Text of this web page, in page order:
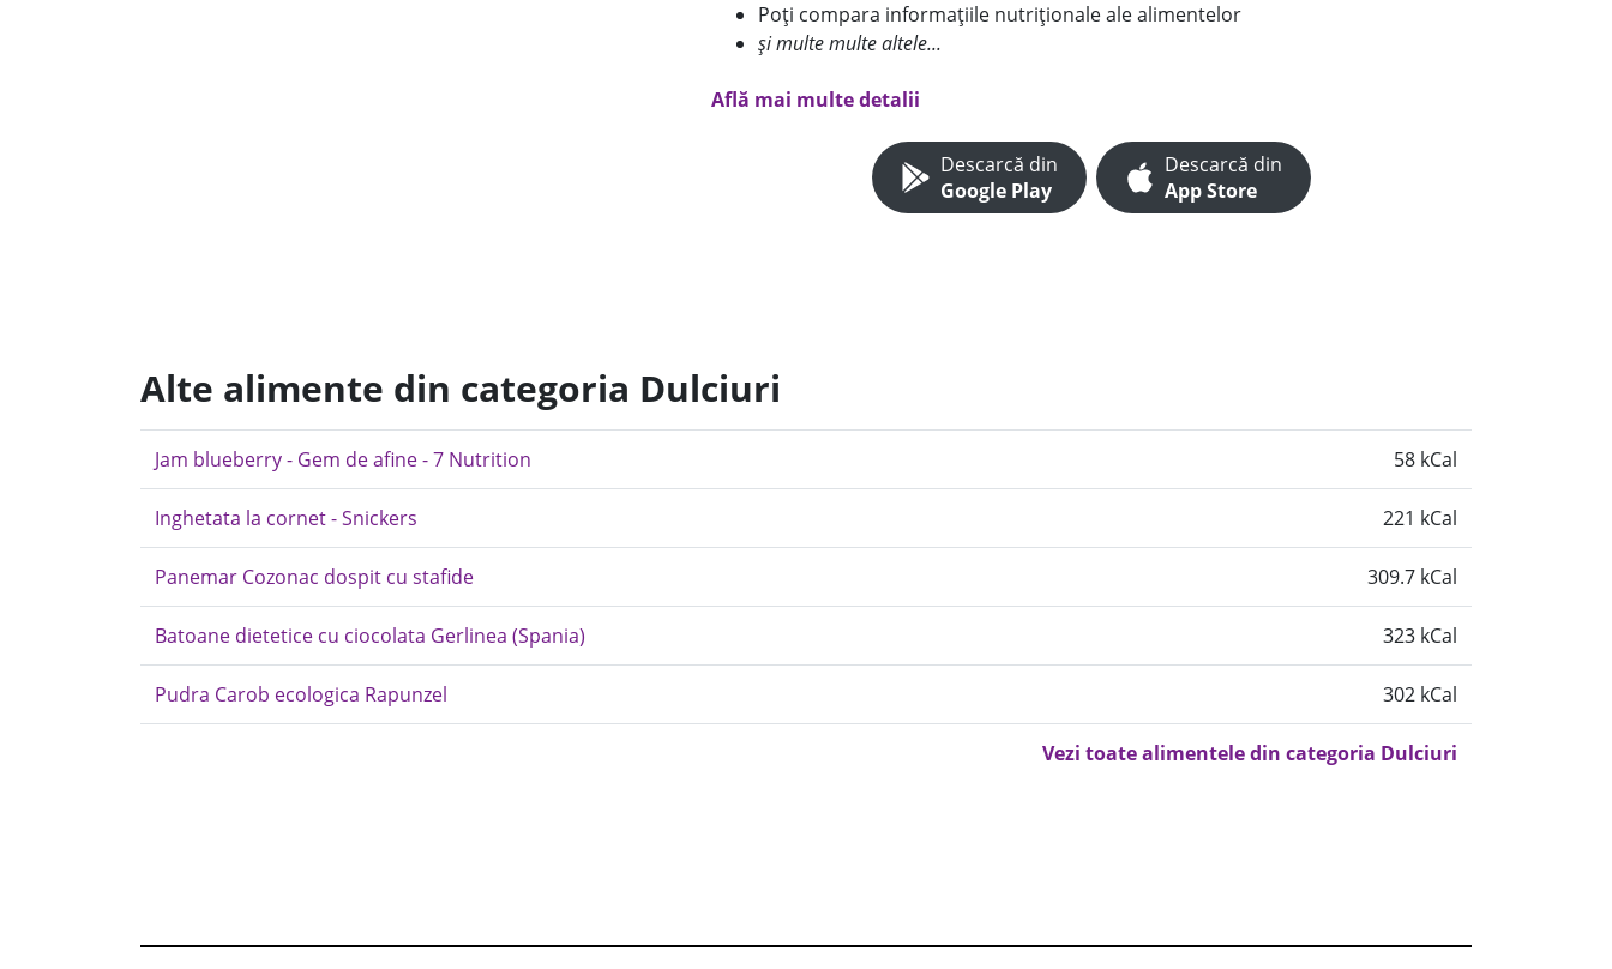
Poți compara informațiile nutriționale ale alimentelor
și multe multe altele...
Află mai multe detalii
Descarcă din
Google Play
Descarcă din
App Store
Alte alimente din categoria Dulciuri
Jam blueberry - Gem de afine - 7 Nutrition 58 kCal
Inghetata la cornet - Snickers 221 kCal
Panemar Cozonac dospit cu stafide 309.7 kCal
Batoane dietetice cu ciocolata Gerlinea (Spania) 323 kCal
Pudra Carob ecologica Rapunzel 302 kCal
Vezi toate alimentele din categoria Dulciuri